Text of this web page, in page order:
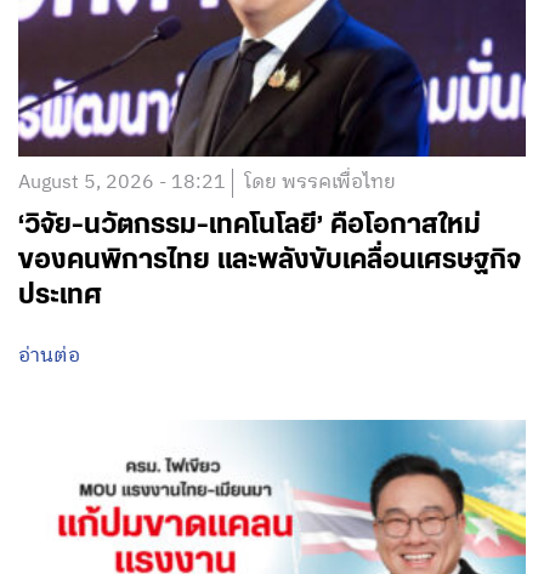
August 5, 2026 - 18:21 โดย พรรคเพื่อไทย
‘วิจัย-นวัตกรรม-เทคโนโลยี’ คือโอกาสใหม่
ของคนพิการไทย และพลังขับเคลื่อนเศรษฐกิจ
ประเทศ
อ่านต่อ